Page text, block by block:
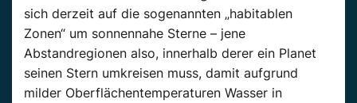
sich derzeit auf die sogenannten „habitablen
Zonen“ um sonnennahe Sterne – jene
Abstandregionen also, innerhalb derer ein Planet
seinen Stern umkreisen muss, damit aufgrund
milder Oberflächentemperaturen Wasser in